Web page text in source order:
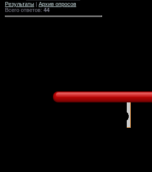
Результаты | Архив опросов
Всего ответов: 44